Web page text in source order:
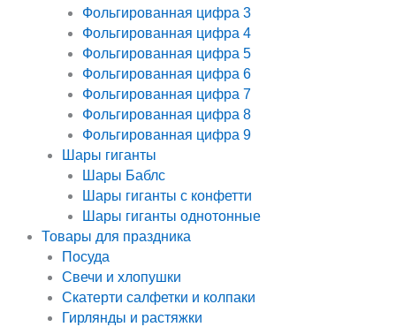
Фольгированная цифра 3
Фольгированная цифра 4
Фольгированная цифра 5
Фольгированная цифра 6
Фольгированная цифра 7
Фольгированная цифра 8
Фольгированная цифра 9
Шары гиганты
Шары Баблс
Шары гиганты с конфетти
Шары гиганты однотонные
Товары для праздника
Посуда
Свечи и хлопушки
Скатерти салфетки и колпаки
Гирлянды и растяжки